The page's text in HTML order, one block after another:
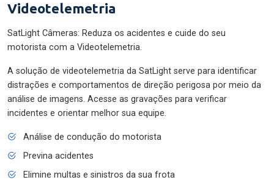
Videotelemetria
SatLight Câmeras: Reduza os acidentes e cuide do seu
motorista com a Videotelemetria.
A solução de videotelemetria da SatLight serve para identificar
distrações e comportamentos de direção perigosa por meio da
análise de imagens. Acesse as gravações para verificar
incidentes e orientar melhor sua equipe.
Análise de condução do motorista
Previna acidentes
Elimine multas e sinistros da sua frota